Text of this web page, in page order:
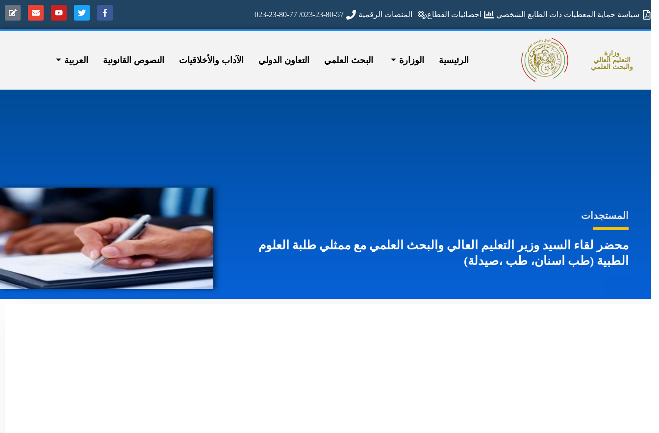
سياسة حماية المعطيات ذات الطابع الشخصي احصائيات القطاع المنصات الرقمية 023-23-80-57/ 023-23-80-77
وزارة
التعليم العالي
والبحث العلمي
الرئيسية الوزارة البحث العلمي التعاون الدولي الآداب واﻷخلاقيات النصوص القانونية العربية
المستجدات
محضر لقاء السيد وزير التعليم العالي والبحث العلمي مع ممثلي طلبة العلوم
الطبية (طب اسنان، طب ،صيدلة)